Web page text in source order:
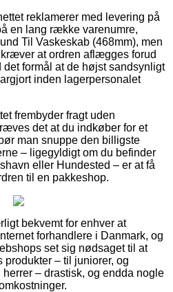
reklamerer med levering på
en lang række varenumre,
Til Vaskeskab (468mm), men
at ordren aflægges forud
det formål at de højst sandsynligt
inden lagerpersonalet
frembyder fragt uden
det at du indkøber for et
man snuppe den billigste
– ligegyldigt om du befinder
eller Hundested – er at få
til en pakkeshop.
bekvemt for enhver at
forhandlere i Danmark, og
set sig nødsaget til at
produkter – til juniorer, og
– drastisk, og endda nogle